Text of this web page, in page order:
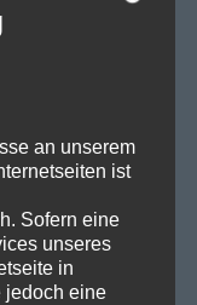
an unserem
ist
Sofern eine
unseres
in
jedoch eine